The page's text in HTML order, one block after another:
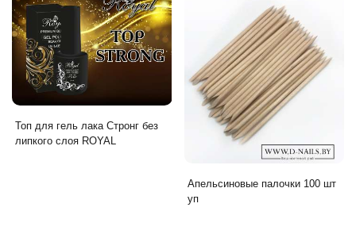
Топ для гель лака Стронг без
липкого слоя ROYAL
Апельсиновые палочки 100 шт
уп